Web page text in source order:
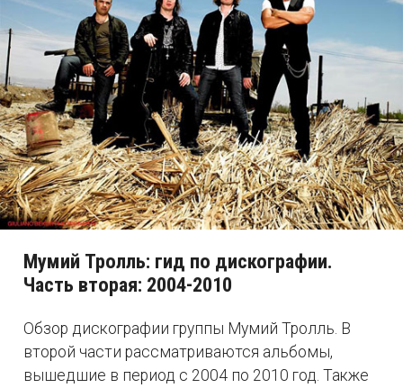
Мумий Тролль: гид по дискографии.
Часть вторая: 2004-2010
Обзор дискографии группы Мумий Тролль. В
второй части рассматриваются альбомы,
вышедшие в период с 2004 по 2010 год. Также